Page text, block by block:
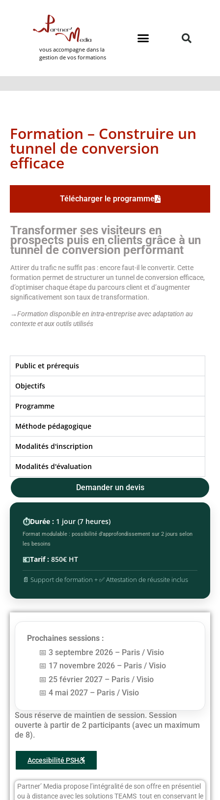
vous accompagne dans la
gestion de vos formations
Formation – Construire un
tunnel de conversion
efficace
Télécharger le programme
Transformer ses visiteurs en
prospects puis en clients grâce à un
tunnel de conversion performant
Attirer du trafic ne suffit pas : encore faut-il le convertir. Cette
formation permet de structurer un tunnel de conversion efficace,
d’optimiser chaque étape du parcours client et d’augmenter
significativement son taux de transformation.
→Formation disponible en intra-entreprise avec adaptation au
contexte et aux outils utilisés
Public et prérequis
Objectifs​
Programme
Méthode pédagogique
Modalités d'inscription
Modalités d'évaluation
Demander un devis
⏱️Durée : 1 jour (7 heures)
Format modulable : possibilité d’approfondissement sur 2 jours selon
les besoins
💶Tarif : 850€ HT
📄 Support de formation + ✅ Attestation de réussite inclus
Prochaines sessions :
3 septembre 2026 – Paris / Visio
17 novembre 2026 – Paris / Visio
25 février 2027 – Paris / Visio
4 mai 2027 – Paris / Visio
Sous réserve de maintien de session. Session
ouverte à partir de 2 participants (avec un maximum
de 8).
Accesibilité PSH
Partner’ Media propose l’intégralité de son offre en présentiel
ou à distance avec les solutions TEAMS tout en conservant le